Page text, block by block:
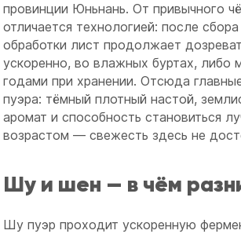
провинции Юньнань. От привычного
отличается технологией: после
обработки лист продолжает
ускоренно, во влажных буртах, либо
годами при хранении. Отсюда
пуэра: тёмный плотный настой,
аромат и способность становиться
возрастом — свежесть здесь не
Шу и шен — в чём
Шу пуэр проходит ускоренную